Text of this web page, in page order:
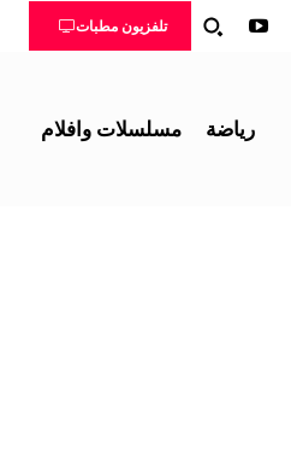
تلفزيون مطبات
رياضة مسلسلات وافلام